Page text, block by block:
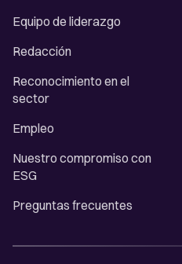
Equipo de liderazgo
Redacción
Reconocimiento en el
sector
Empleo
Nuestro compromiso con
ESG
Preguntas frecuentes